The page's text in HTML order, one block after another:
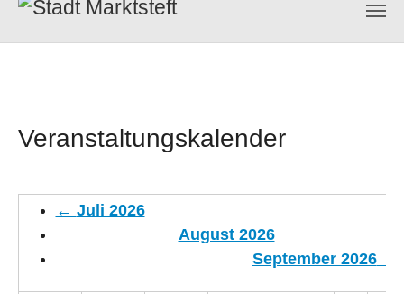
Veranstaltungskalender
← Juli 2026
August 2026
September 2026→